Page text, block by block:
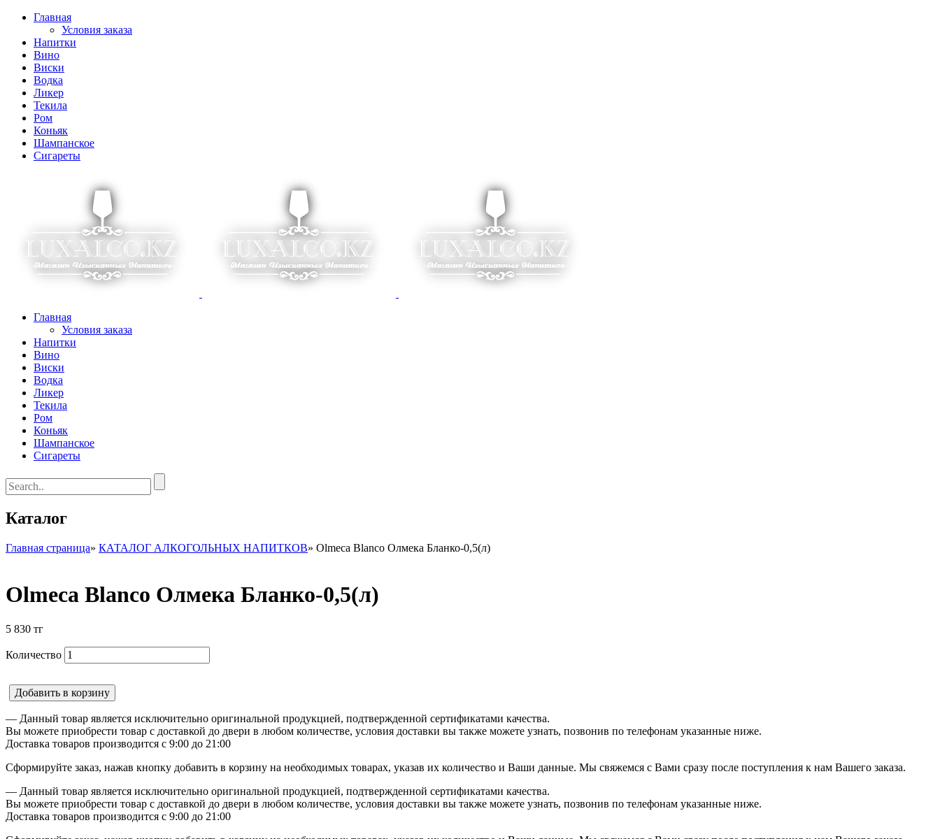
Главная
Условия заказа
Напитки
Вино
Виски
Водка
Ликер
Текила
Ром
Коньяк
Шампанское
Сигареты
Главная
Условия заказа
Напитки
Вино
Виски
Водка
Ликер
Текила
Ром
Коньяк
Шампанское
Сигареты
Каталог
Главная страница» КАТАЛОГ АЛКОГОЛЬНЫХ НАПИТКОВ» Olmeca Blanco Олмека Бланко-0,5(л)
Olmeca Blanco Олмека Бланко-0,5(л)
5 830 тг
Количество
Добавить в корзину
— Данный товар является исключительно оригинальной продукцией, подтвержденной сертификатами качества.
Вы можете приобрести товар с доставкой до двери в любом количестве, условия доставки вы также можете узнать, позвонив по телефонам указанные ниже.
Доставка товаров производится с 9:00 до 21:00
Сформируйте заказ, нажав кнопку добавить в корзину на необходимых товарах, указав их количество и Ваши данные. Мы свяжемся с Вами сразу после поступления к нам Вашего заказа.
— Данный товар является исключительно оригинальной продукцией, подтвержденной сертификатами качества.
Вы можете приобрести товар с доставкой до двери в любом количестве, условия доставки вы также можете узнать, позвонив по телефонам указанные ниже.
Доставка товаров производится с 9:00 до 21:00